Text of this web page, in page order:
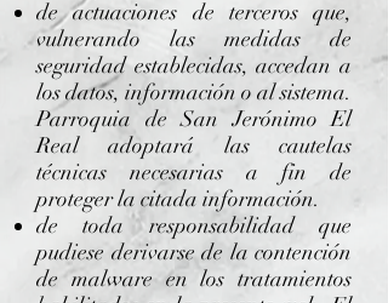
de actuaciones de terceros que,
vulnerando las medidas de
seguridad establecidas, accedan a
los datos, información o al sistema.
Parroquia de San Jerónimo El
Real adoptará las cautelas
técnicas necesarias a fin de
proteger la citada información.
de toda responsabilidad que
pudiese derivarse de la contención
de malware en los tratamientos